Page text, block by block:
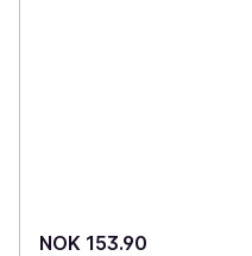
NOK 153.90